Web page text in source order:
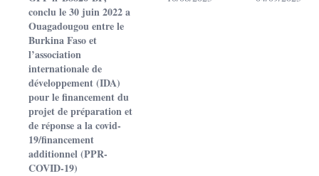
conclu le 30 juin 2022 a
Ouagadougou entre le
Burkina Faso et
l’association
internationale de
développement (IDA)
pour le financement du
projet de préparation et
de réponse a la covid-
19/financement
additionnel (PPR-
COVID-19)